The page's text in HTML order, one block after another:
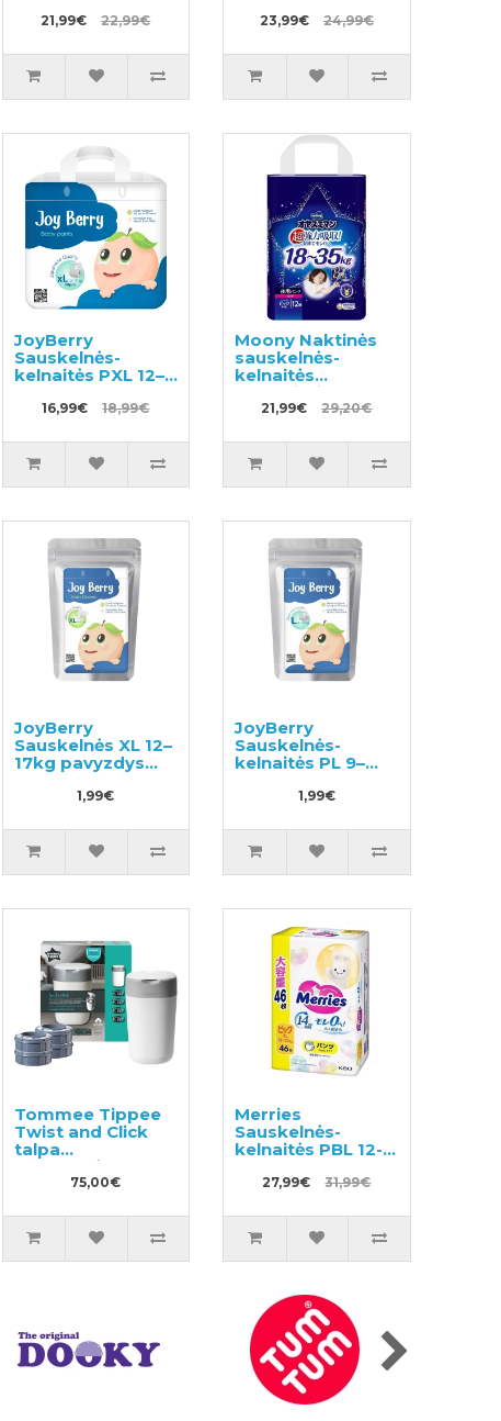
21,99€ 22,99€ 23,99€ 24,99€
JoyBerry
Sauskelnės-
kelnaitės PXL 12–
16,99€ 18,99€
Moony Naktinės
sauskelnės-
kelnaitės
mergaitei BIG 18-
35kg 12vnt
21,99€ 29,20€
JoyBerry
Sauskelnės XL 12–
17kg pavyzdys
1,99€
JoyBerry
Sauskelnės-
kelnaitės PL 9–
1,99€
Tommee Tippee
Twist and Click
talpa
sauskelnėms + 4
pakaitinės
75,00€
Merries
Sauskelnės-
kelnaitės PBL 12-
27,99€ 31,99€